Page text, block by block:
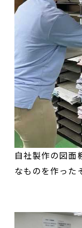
自社製作の図面
なものを作った